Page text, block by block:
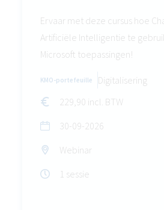
Ervaar met deze cursus hoe
Artificiële Intelligentie te
Microsoft toepassingen!
KMO-portefeuille
Digitalisering
229,90 incl. BTW
30-09-2026
Webinar
1 sessie